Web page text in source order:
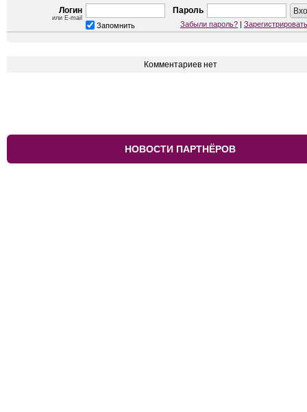
Логин
или E-mail
Пароль
Запомнить Забыли пароль? |
Комментариев нет
НОВОСТИ ПАРТНЁРОВ